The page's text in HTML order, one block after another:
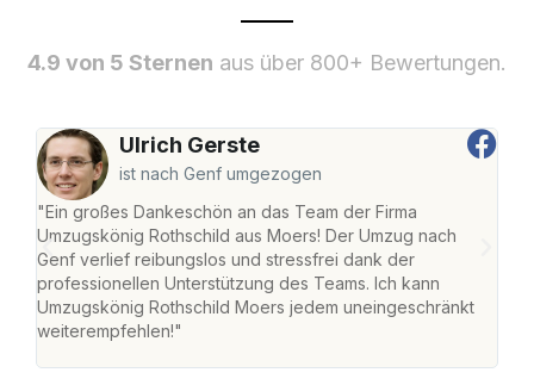
4.9 von 5 Sternen aus über 800+ Bewertungen.
Ulrich Gerste
ist nach Genf umgezogen
"Ein großes Dankeschön an das Team der Firma
Umzugskönig Rothschild aus Moers! Der Umzug nach
Genf verlief reibungslos und stressfrei dank der
professionellen Unterstützung des Teams. Ich kann
Umzugskönig Rothschild Moers jedem uneingeschränkt
weiterempfehlen!"